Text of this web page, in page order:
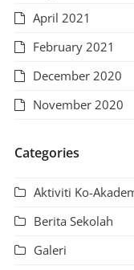
April 2021
February 2021
December 2020
November 2020
Categories
Aktiviti Ko-
Berita Sekolah
Galeri